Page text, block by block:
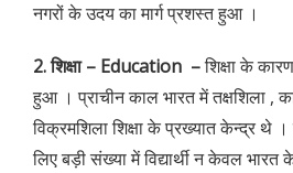
नगरों के उदय का मार्ग प्रशस्त हुआ ।
2. शिक्षा – Education –शिक्षा के
हुआ । प्राचीन काल भारत में तक्षशिला ,
विक्रमशिला शिक्षा के प्रख्यात केन्द्र थे ।
लिए बड़ी संख्या में विद्यार्थी न केवल भारत